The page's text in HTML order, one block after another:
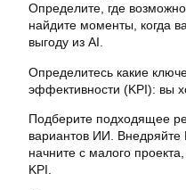
Определите, где
найдите моменты, когда
выгоду из AI.
Определитесь какие
эффективности (KPI): вы
Подберите подходящее
вариантов ИИ.
начните с малого
KPI.